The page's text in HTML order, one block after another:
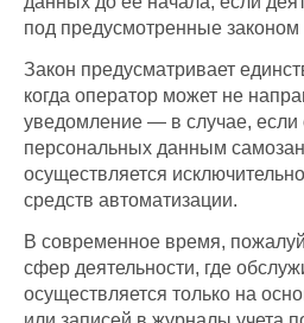
под предусмотренные законом
Закон предусматривает
когда оператор может не
уведомление — в случае, если
персональных данным
осуществляется
средств автоматизации.
В современное время,
сфер деятельности, где
осуществляется только на